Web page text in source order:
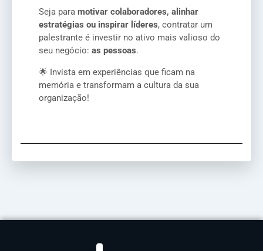
Seja para motivar colaboradores, alinhar
estratégias ou inspirar líderes, contratar um
palestrante é investir no ativo mais valioso do
seu negócio: as pessoas.
🌟 Invista em experiências que ficam na
memória e transformam a cultura da sua
organização!